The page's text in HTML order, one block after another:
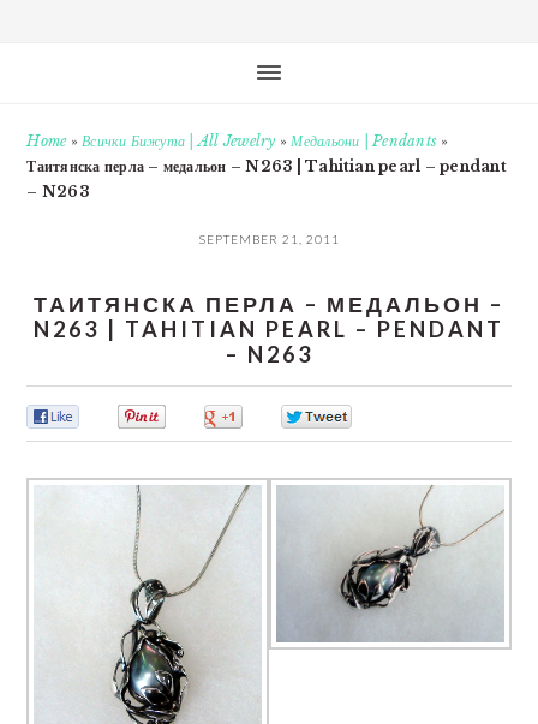
Home»Всички Бижута | All Jewelry »Медальони | Pendants »
Таитянска перла – медальон – N263 | Tahitian pearl – pendant
– N263
SEPTEMBER 21, 2011
ТАИТЯНСКА ПЕРЛА – МЕДАЛЬОН –
N263 | TAHITIAN PEARL – PENDANT
– N263